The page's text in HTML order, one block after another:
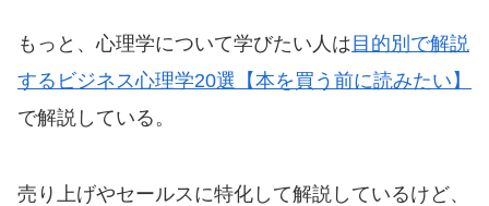
もっと、心理学について学びたい人は 目的別で解説
するビジネス心理学20選【本を買う前に読みたい】
で解説している。
売り上げやセールスに特化して解説しているけど、